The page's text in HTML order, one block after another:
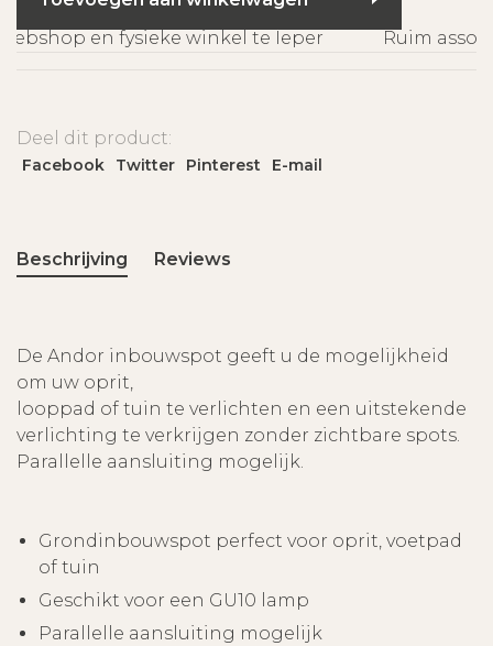
en fysieke winkel te Ieper
Ruim
Deel dit product:
Facebook Twitter Pinterest E-mail
Beschrijving Reviews
De Andor inbouwspot geeft u de mogelijkheid
om uw oprit,
looppad of tuin te verlichten en een uitstekende
verlichting te verkrijgen zonder zichtbare spots.
Parallelle aansluiting mogelijk.
Grondinbouwspot perfect voor oprit, voetpad
of tuin
Geschikt voor een GU10 lamp
Parallelle aansluiting mogelijk